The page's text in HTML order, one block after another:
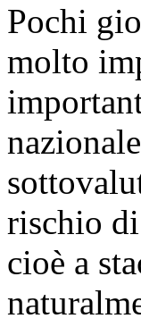
Pochi
molto
rischio
cioè a